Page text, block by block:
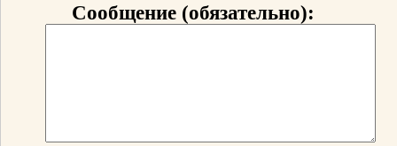
Сообщение (обязательно):